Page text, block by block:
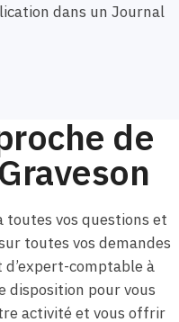
dans un Journal
de
toutes vos questions et
toutes vos demandes
comptable à
disposition pour vous
activité et vous offrir